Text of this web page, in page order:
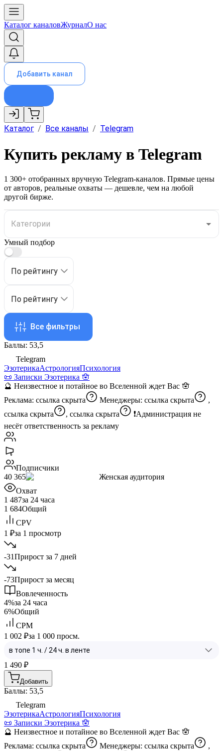
Каталог каналовЖурналО нас
Добавить канал
Каталог / Все каналы / Telegram
Купить рекламу в Telegram
1 300+ отобранных вручную Telegram-каналов. Прямые цены
от авторов, реальные охваты — дешевле, чем на любой
другой бирже.
Умный подбор
По рейтингу
По рейтингу
Все фильтры
Баллы: 53,5
Telegram
ЭзотерикаАстрологияПсихология
📜 Записки Эзотерика 🪬
🔮 Неизвестное и потайное во Вселенной ждет Вас 🪬
Реклама: ссылка скрыта Менеджеры: ссылка скрыта
,
ссылка скрыта
, ссылка скрыта
❗️Администрация не
несёт ответственность за рекламу
Подписчики
40 365
Женская аудитория
Охват
1 487за 24 часа
1 684Общий
CPV
1 ₽за 1 просмотр
-31Прирост за 7 дней
-73Прирост за месяц
Вовлеченность
4%за 24 часа
6%Общий
CPM
1 002 ₽за 1 000 просм.
1 490 ₽
Добавить
Баллы: 53,5
Telegram
ЭзотерикаАстрологияПсихология
📜 Записки Эзотерика 🪬
🔮 Неизвестное и потайное во Вселенной ждет Вас 🪬
Реклама: ссылка скрыта Менеджеры: ссылка скрыта
,